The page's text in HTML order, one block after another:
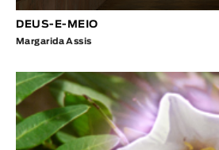
DEUS-E-MEIO
Margarida Assis